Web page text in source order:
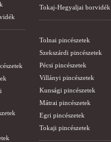
Tokaj-Hegyaljai borvidék
Tolnai pincészetek
Szekszárdi pincészetek
Pécsi pincészetek
Villányi pincészetek
Kunsági pincészetek
Mátrai pincészetek
Egri pincészetek
Tokaji pincészetek